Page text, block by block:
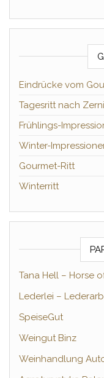
Eindrücke vom
Tagesritt nach
Frühlings-
Winter-
Gourmet-Ritt
Winterritt
Tana Hell – Horse
Lederlei –
SpeiseGut
Weingut Binz
Weinhandlung